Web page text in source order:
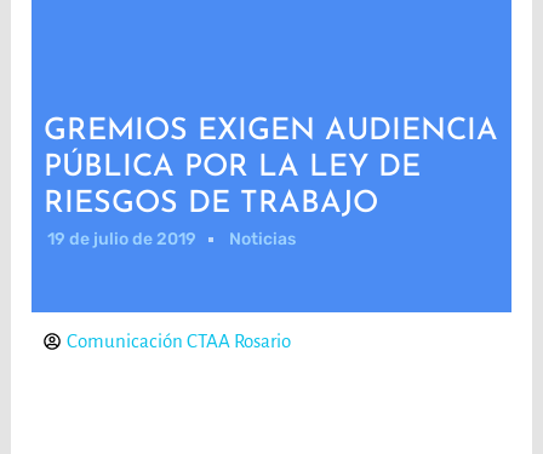
GREMIOS EXIGEN AUDIENCIA
PÚBLICA POR LA LEY DE
RIESGOS DE TRABAJO
19 de julio de 2019 Noticias
Comunicación CTAA Rosario